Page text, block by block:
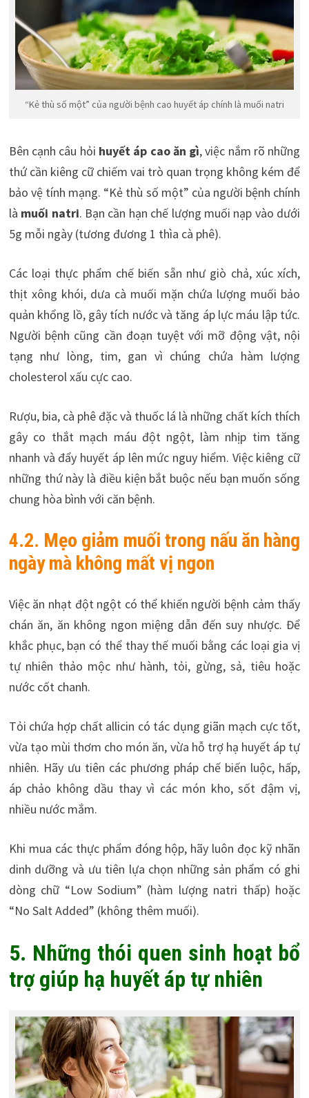
“Kẻ thù số một” của người bệnh cao huyết áp chính là muối natri
Bên cạnh câu hỏi huyết áp cao ăn gì, việc nắm rõ những
thứ cần kiêng cữ chiếm vai trò quan trọng không kém để
bảo vệ tính mạng. “Kẻ thù số một” của người bệnh chính
là muối natri. Bạn cần hạn chế lượng muối nạp vào dưới
5g mỗi ngày (tương đương 1 thìa cà phê).
Các loại thực phẩm chế biến sẵn như giò chả, xúc xích,
thịt xông khói, dưa cà muối mặn chứa lượng muối bảo
quản khổng lồ, gây tích nước và tăng áp lực máu lập tức.
Người bệnh cũng cần đoạn tuyệt với mỡ động vật, nội
tạng như lòng, tim, gan vì chúng chứa hàm lượng
cholesterol xấu cực cao.
Rượu, bia, cà phê đặc và thuốc lá là những chất kích thích
gây co thắt mạch máu đột ngột, làm nhịp tim tăng
nhanh và đẩy huyết áp lên mức nguy hiểm. Việc kiêng cữ
những thứ này là điều kiện bắt buộc nếu bạn muốn sống
chung hòa bình với căn bệnh.
4.2. Mẹo giảm muối trong nấu ăn hàng
ngày mà không mất vị ngon
Việc ăn nhạt đột ngột có thể khiến người bệnh cảm thấy
chán ăn, ăn không ngon miệng dẫn đến suy nhược. Để
khắc phục, bạn có thể thay thế muối bằng các loại gia vị
tự nhiên thảo mộc như hành, tỏi, gừng, sả, tiêu hoặc
nước cốt chanh.
Tỏi chứa hợp chất allicin có tác dụng giãn mạch cực tốt,
vừa tạo mùi thơm cho món ăn, vừa hỗ trợ hạ huyết áp tự
nhiên. Hãy ưu tiên các phương pháp chế biến luộc, hấp,
áp chảo không dầu thay vì các món kho, sốt đậm vị,
nhiều nước mắm.
Khi mua các thực phẩm đóng hộp, hãy luôn đọc kỹ nhãn
dinh dưỡng và ưu tiên lựa chọn những sản phẩm có ghi
dòng chữ “Low Sodium” (hàm lượng natri thấp) hoặc
“No Salt Added” (không thêm muối).
5. Những thói quen sinh hoạt bổ
trợ giúp hạ huyết áp tự nhiên